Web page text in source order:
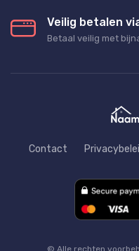
Veilig betalen
Betaal veilig met
Contact